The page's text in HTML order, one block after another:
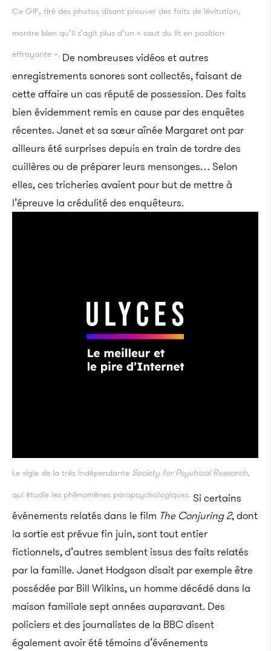
Ce GIF, tiré des photos disant prouver des faits de lévitation,
montre bien qu’il s’agit plus d’un « saut du lit en position
effrayante ». De nombreuses vidéos et autres
enregistrements sonores sont collectés, faisant de
cette affaire un cas réputé de possession. Des faits
bien évidemment remis en cause par des enquêtes
récentes. Janet et sa sœur aînée Margaret ont par
ailleurs été surprises depuis en train de tordre des
cuillères ou de préparer leurs mensonges… Selon
elles, ces tricheries avaient pour but de mettre à
l’épreuve la crédulité des enquêteurs.
Le sigle de la très indépendante Society for Psychical Research,
qui étudie les phénomènes parapsychologiques. Si certains
événements relatés dans le film The Conjuring 2, dont
la sortie est prévue fin juin, sont tout entier
fictionnels, d’autres semblent issus des faits relatés
par la famille. Janet Hodgson disait par exemple être
possédée par Bill Wilkins, un homme décédé dans la
maison familiale sept années auparavant. Des
policiers et des journalistes de la BBC disent
également avoir été témoins d’événements